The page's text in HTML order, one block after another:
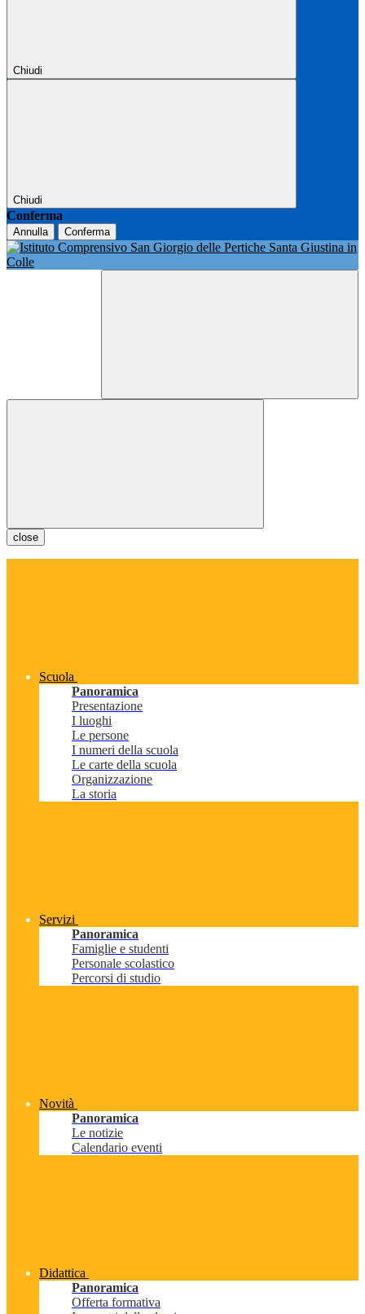
Chiudi
Chiudi
Conferma
Annulla Conferma
close
Scuola
Panoramica
Presentazione
I luoghi
Le persone
I numeri della scuola
Le carte della scuola
Organizzazione
La storia
Servizi
Panoramica
Famiglie e studenti
Personale scolastico
Percorsi di studio
Novità
Panoramica
Le notizie
Calendario eventi
Didattica
Panoramica
Offerta formativa